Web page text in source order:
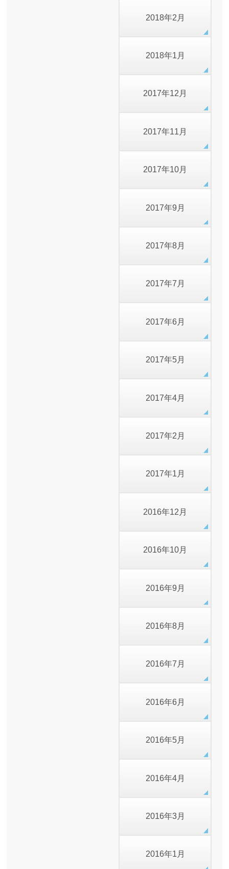
2018年2月
2018年1月
2017年12月
2017年11月
2017年10月
2017年9月
2017年8月
2017年7月
2017年6月
2017年5月
2017年4月
2017年2月
2017年1月
2016年12月
2016年10月
2016年9月
2016年8月
2016年7月
2016年6月
2016年5月
2016年4月
2016年3月
2016年1月